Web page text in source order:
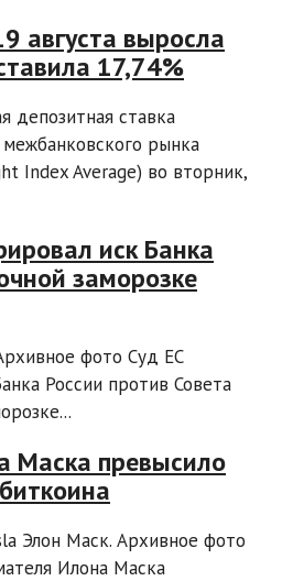
августа выросла
17,74%
депозитная ставка
рынка
Index Average) во вторник,
иск Банка
заморозке
фото Суд ЕС
России против Совета
Маска превысило
Элон Маск. Архивное фото
Илона Маска